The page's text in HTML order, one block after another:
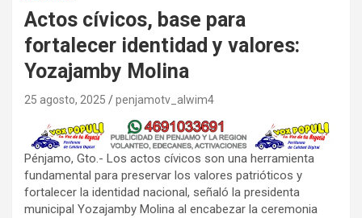
Actos cívicos, base para
fortalecer identidad y valores:
Yozajamby Molina
25 agosto, 2025 penjamotv_alwim4
Pénjamo, Gto.- Los actos cívicos son una herramienta
fundamental para preservar los valores patrióticos y
fortalecer la identidad nacional, señaló la presidenta
municipal Yozajamby Molina al encabezar la ceremonia